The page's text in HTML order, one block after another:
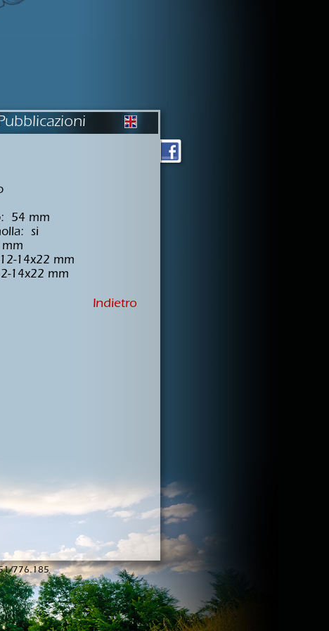
54 mm
si
14x22 mm
14x22 mm
Indietro
776.185